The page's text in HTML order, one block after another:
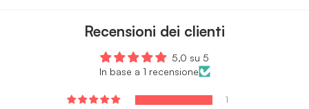
Recensioni dei clienti
5,0 su 5
In base a 1 recensione
1